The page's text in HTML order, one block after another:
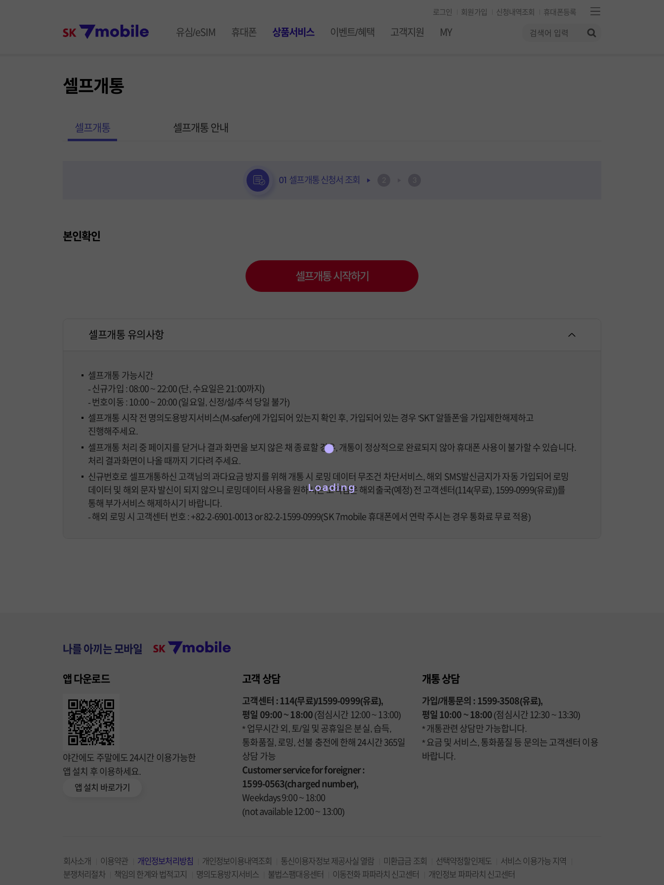
Loading
SK 7mobile
로그인 회원가입 신청내역조회 휴대폰등록
주메뉴
유심/eSIM 휴대폰 상품서비스 이벤트/혜택 고객지원 MY
검색
셀프개통
셀프개통 셀프개통 안내
01 셀프개통 신청서 조회 2 3
셀프개통 신청서 조회
본인확인
셀프개통 시작하기
셀프개통 유의사항
셀프개통 가능시간
- 신규가입 : 08:00 ~ 22:00 (단, 수요일은 21:00까지)
- 번호이동 : 10:00 ~ 20:00 (일요일, 신정/설/추석 당일 불가)
셀프개통 시작 전 명의도용방지서비스(M-safer)에 가입되어 있는지 확인 후, 가입되어 있는 경우 'SKT 알뜰폰'을 가입제한해제하고
진행해주세요.
셀프개통 처리 중 페이지를 닫거나 결과 화면을 보지 않은 채 종료할 경우, 개통이 정상적으로 완료되지 않아 휴대폰 사용이 불가할 수 있습니다.
처리 결과화면이 나올 때까지 기다려 주세요.
신규번호로 셀프개통하신 고객님의 과다요금 방지를 위해 개통 시 로밍 데이터 무조건 차단서비스, 해외 SMS발신금지가 자동 가입되어 로밍
데이터 및 해외 문자 발신이 되지 않으니 로밍데이터 사용을 원하시는 고객님은 해외출국(예정) 전 고객센터(114(무료), 1599-0999(유료))를
통해 부가서비스 해제하시기 바랍니다.
- 해외 로밍 시 고객센터 번호 : +82-2-6901-0013 or 82-2-1599-0999(SK 7mobile 휴대폰에서 연락 주시는 경우 통화료 무료 적용)
나를 아끼는 모바일
앱 다운로드
야간에도 주말에도 24시간 이용가능한
앱 설치 후 이용하세요.
앱 설치 바로가기
고객 상담
고객센터 : 114(무료)/1599-0999(유료),
평일 09:00 ~ 18:00 (점심시간 12:00 ~ 13:00)
* 업무시간 외, 토/일 및 공휴일은 분실, 습득,
통화품질, 로밍, 선불 충전에 한해 24시간 365일
상담 가능
Customer service for foreigner :
1599-0563(charged number),
Weekdays 9:00 ~ 18:00
(not available 12:00 ~ 13:00)
개통 상담
가입/개통문의 : 1599-3508(유료),
평일 10:00 ~ 18:00 (점심시간 12:30 ~ 13:30)
* 개통관련 상담만 가능합니다.
* 요금 및 서비스, 통화품질 등 문의는 고객센터 이용
바랍니다.
회사소개 이용약관 개인정보처리방침 개인정보이용내역조회 통신이용자정보 제공사실 열람 미환급금 조회 선택약정할인제도
서비스 이용가능 지역
분쟁처리절차
책임의 한계와 법적고지 명의도용방지서비스 불법스팸대응센터 이동전화 파파라치 신고센터 개인정보 파파라치 신고센터